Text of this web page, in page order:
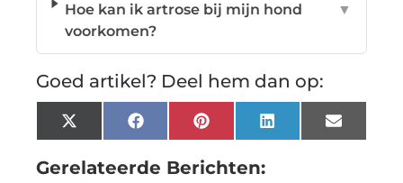
Hoe kan ik artrose bij mijn hond
voorkomen?
▼
Goed artikel? Deel hem dan op:
X
(Twitter)
FacebookPinterestLinkedInEmail
Gerelateerde Berichten: